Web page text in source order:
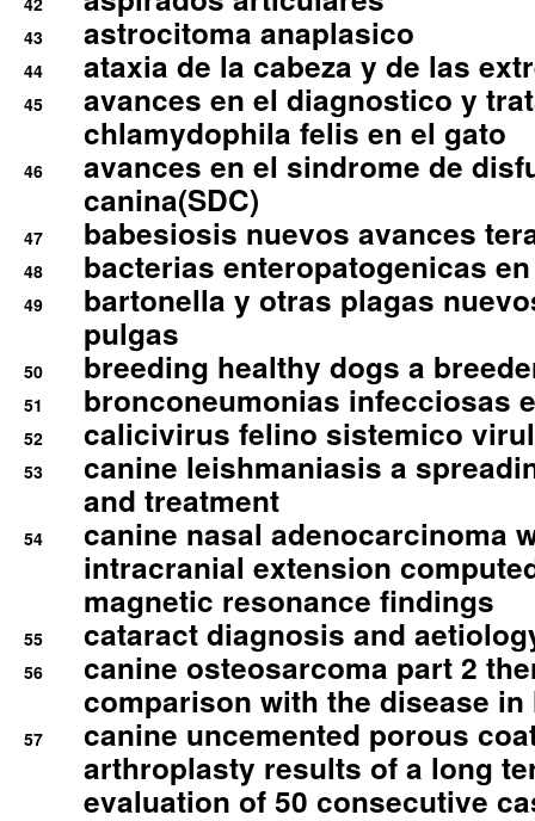
43 astrocitoma anaplasico
44 ataxia de la cabeza y de las
45
avances en el diagnostico y
chlamydophila felis en el gato
46
avances en el sindrome de
canina(SDC)
47 babesiosis nuevos avances
48 bacterias enteropatogenicas
49
bartonella y otras plagas
pulgas
50 breeding healthy dogs a
51 bronconeumonias infecciosas
52 calicivirus felino sistemico
53
canine leishmaniasis a
and treatment
54
canine nasal adenocarcinoma
intracranial extension
magnetic resonance findings
55 cataract diagnosis and
56
canine osteosarcoma part 2
comparison with the disease in
57
canine uncemented porous
arthroplasty results of a long
evaluation of 50 consecutive